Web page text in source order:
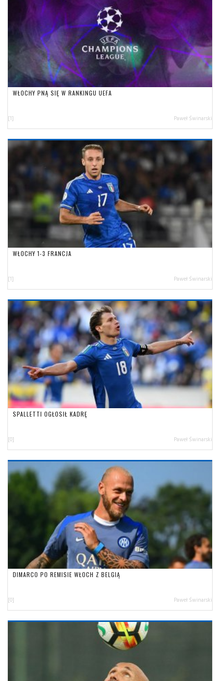
WŁOCHY PNĄ SIĘ W RANKINGU UEFA
[1] Paweł Świnarski
WŁOCHY 1-3 FRANCJA
[1] Paweł Świnarski
SPALLETTI OGŁOSIŁ KADRĘ
[0] Paweł Świnarski
DIMARCO PO REMISIE WŁOCH Z BELGIĄ
[0] Paweł Świnarski